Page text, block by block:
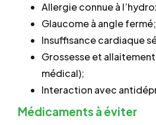
Allergie connue à
Glaucome à angle fermé;
Insuffisance cardiaque
Grossesse et
médical);
Interaction avec
Médicaments à éviter